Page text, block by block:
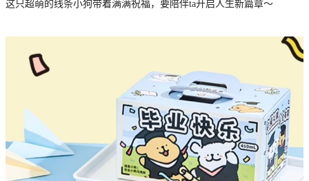
这只超萌的线条小狗带着满满祝福，要陪伴ta开启人生新篇章～